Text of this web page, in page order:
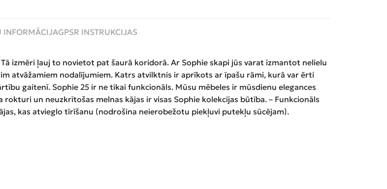
INFORMĀCIJAGPSR INSTRUKCIJAS
izmēri ļauj to novietot pat šaurā koridorā. Ar Sophie skapi jūs varat izmantot nelielu
atvāžamiem nodalījumiem. Katrs atvilktnis ir aprīkots ar īpašu rāmi, kurā var ērti
gaitenī. Sophie 25 ir ne tikai funkcionāls. Mūsu mēbeles ir mūsdienu elegances
un neuzkrītošas melnas kājas ir visas Sophie kolekcijas būtība. – Funkcionāls
kas atvieglo tīrīšanu (nodrošina neierobežotu piekļuvi putekļu sūcējam).